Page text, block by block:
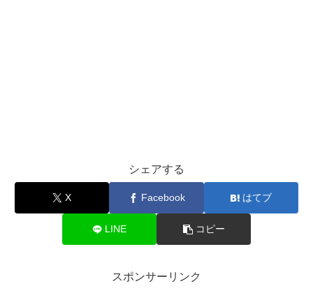
シェアする
X Facebook はてブ
LINE コピー
スポンサーリンク